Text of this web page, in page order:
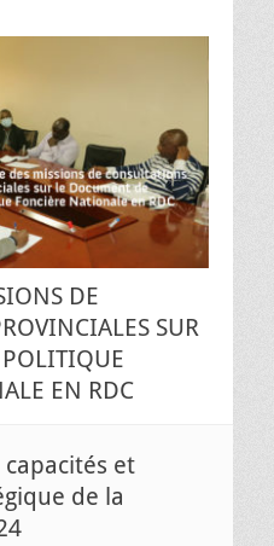
DE
SUR
EN RDC
et
de la